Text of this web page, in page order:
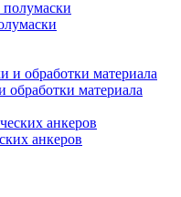
обработки материала
анкеров